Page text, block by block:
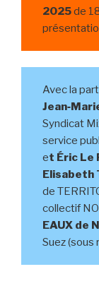
2025de
Avec la
Syndicat
service
et Éric Le
Elisabeth
de
collectif
EAUX de
Suez (sous